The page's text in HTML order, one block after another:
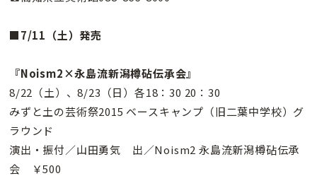
■7/11（土）発売
『Noism2×永島流新潟樽砧伝承会』
8/22（土）、8/23（日）各18：30 20：30
みずと土の芸術祭2015 ベースキャンプ（旧二葉中学校）グ
ラウンド
演出・振付／山田勇気 出／Noism2 永島流新潟樽砧伝承
会 ￥500